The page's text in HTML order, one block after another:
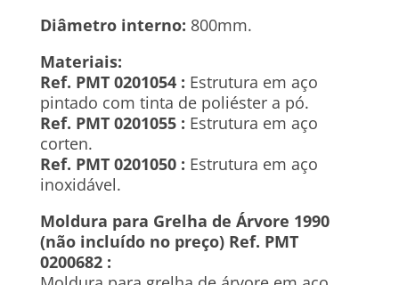
Diâmetro interno: 800mm.
Materiais:
Ref. PMT 0201054 : Estrutura em aço
pintado com tinta de poliéster a pó.
Ref. PMT 0201055 : Estrutura em aço
corten.
Ref. PMT 0201050 : Estrutura em aço
inoxidável.
Moldura para Grelha de Árvore 1990
(não incluído no preço) Ref. PMT
0200682 :